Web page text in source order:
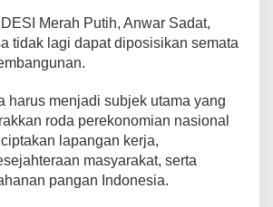
Merah Putih, Anwar Sadat,
tidak lagi dapat diposisikan semata
harus menjadi subjek utama yang
roda perekonomian nasional
lapangan kerja,
masyarakat, serta
pangan Indonesia.